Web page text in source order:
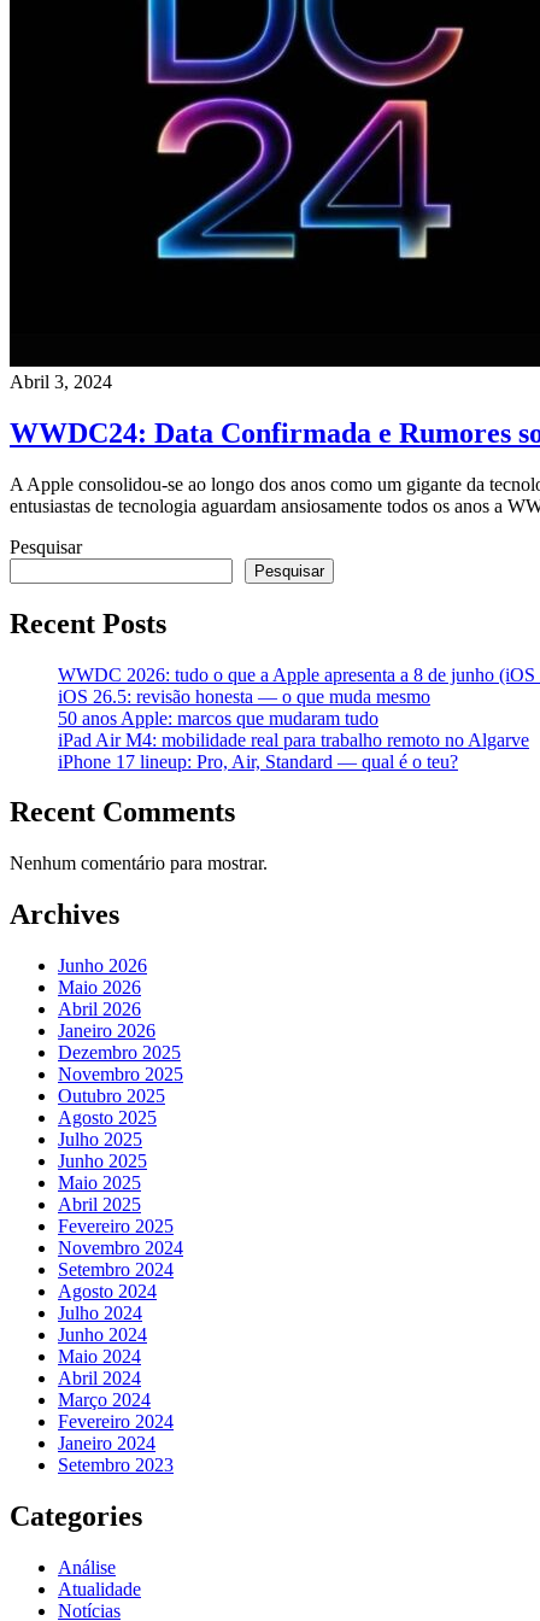
Abril 3, 2024
WWDC24: Data Confirmada e Rumores
A Apple consolidou-se ao longo dos anos como um gigante da
entusiastas de tecnologia aguardam ansiosamente todos os anos a
Pesquisar
Pesquisar
Recent Posts
WWDC 2026: tudo o que a Apple apresenta a 8 de junho
iOS 26.5: revisão honesta — o que muda mesmo
50 anos Apple: marcos que mudaram tudo
iPad Air M4: mobilidade real para trabalho remoto no Algarve
iPhone 17 lineup: Pro, Air, Standard — qual é o teu?
Recent Comments
Nenhum comentário para mostrar.
Archives
Junho 2026
Maio 2026
Abril 2026
Janeiro 2026
Dezembro 2025
Novembro 2025
Outubro 2025
Agosto 2025
Julho 2025
Junho 2025
Maio 2025
Abril 2025
Fevereiro 2025
Novembro 2024
Setembro 2024
Agosto 2024
Julho 2024
Junho 2024
Maio 2024
Abril 2024
Março 2024
Fevereiro 2024
Janeiro 2024
Setembro 2023
Categories
Análise
Atualidade
Notícias